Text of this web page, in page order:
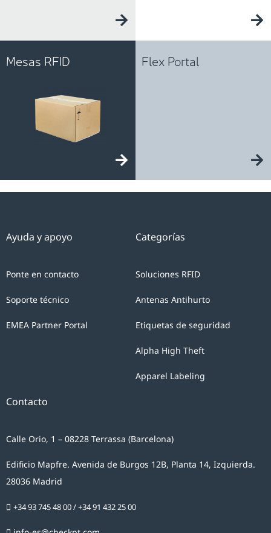
Mesas RFID Flex Portal
Categorías
Soluciones RFID
Antenas Antihurto
Etiquetas de seguridad
Alpha High Theft
Apparel Labeling
Ayuda y apoyo
Ponte en contacto
Soporte técnico
EMEA Partner Portal
Contacto
Calle Orio, 1 – 08228 Terrassa (Barcelona)
Edificio Mapfre. Avenida de Burgos 12B, Planta 14, Izquierda.
28036 Madrid
+34 93 745 48 00/+34 91 432 25 00